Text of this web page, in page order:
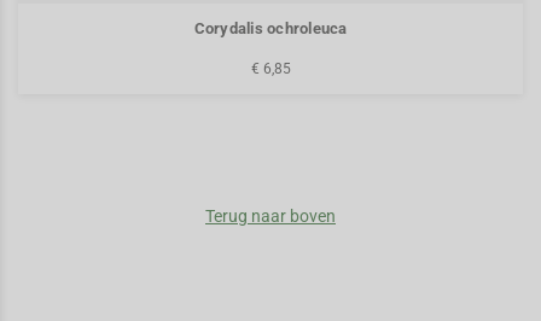
Corydalis ochroleuca
€ 6,85
Terug naar boven